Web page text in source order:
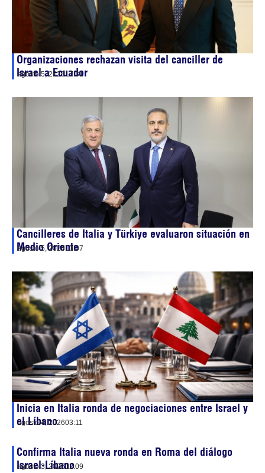
Organizaciones rechazan visita del canciller de
Israel a Ecuador
agosto 5, 202617:31
Cancilleres de Italia y Türkiye evaluaron situación en
Medio Oriente
agosto 5, 202610:07
Inicia en Italia ronda de negociaciones entre Israel y
el Líbano
agosto 4, 202603:11
Confirma Italia nueva ronda en Roma del diálogo
Israel-Líbano
agosto 3, 202612:09